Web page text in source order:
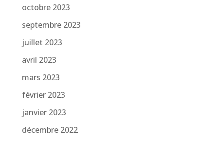
octobre 2023
septembre 2023
juillet 2023
avril 2023
mars 2023
février 2023
janvier 2023
décembre 2022